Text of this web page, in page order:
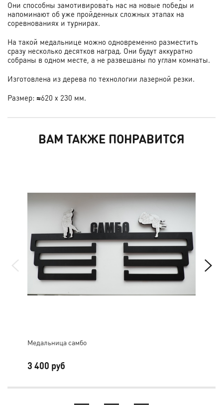
Они способны замотивировать нас на новые победы и
напоминают об уже пройденных сложных этапах на
соревнованиях и турнирах.
На такой медальнице можно одновременно разместить
сразу несколько десятков наград. Они будут аккуратно
собраны в одном месте, а не развешаны по углам комнаты.
Изготовлена из дерева по технологии лазерной резки.
Размер: ≈620 х 230 мм.
ВАМ ТАКЖЕ ПОНРАВИТСЯ
Медальница самбо
3 400 руб